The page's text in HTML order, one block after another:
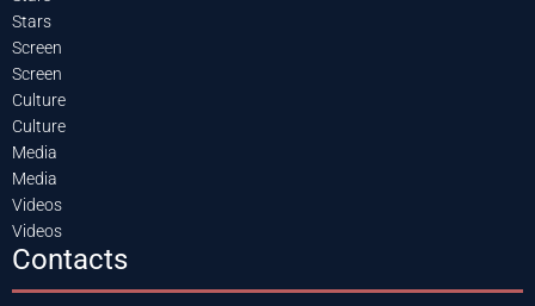
Stars
Screen
Screen
Culture
Culture
Media
Media
Videos
Videos
Contacts